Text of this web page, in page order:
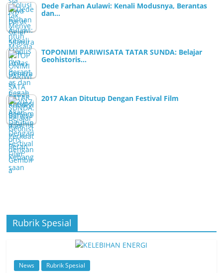
Dede Farhan Aulawi: Kenali Modusnya, Berantas
dan…
TOPONIMI PARIWISATA TATAR SUNDA: Belajar
Geohistoris…
2017 Akan Ditutup Dengan Festival Film
Rubrik Spesial
News Rubrik Spesial